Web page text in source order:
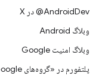
‫‎@AndroidDev در X
وبلاگ Android
وبلاگ امنیت Google
پلتفورم در «گروه‌های Google»